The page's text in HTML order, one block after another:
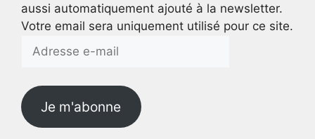
aussi automatiquement ajouté à la newsletter.
Votre email sera uniquement utilisé pour ce site.
e-
Je m'abonne